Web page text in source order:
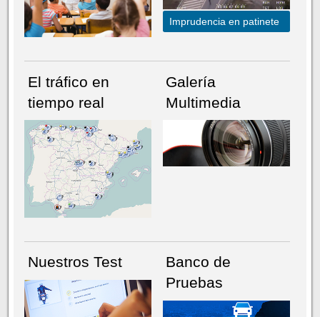
NÚMERO ACTUALHEMEROTECA
Imprudencia en patinete
El tráfico en
tiempo real
Galería
Multimedia
Nuestros Test
Banco de
Pruebas